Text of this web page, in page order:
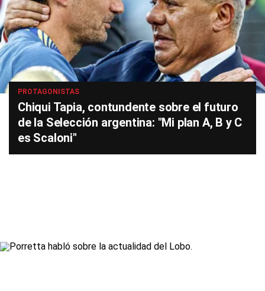
PROTAGONISTAS
Chiqui Tapia, contundente sobre el futuro
de la Selección argentina: "Mi plan A, B y C
es Scaloni"